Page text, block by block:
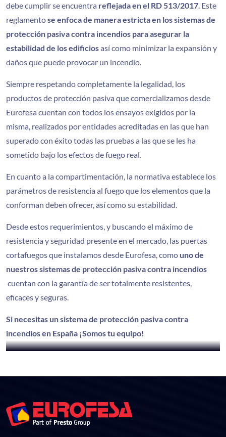
debe cumplir se encuentra reflejada en el RD 513/2017. Este
reglamentose enfoca de manera estricta en los sistemas de
protección pasiva contra incendios para asegurar la
estabilidad de los edificiosasí como minimizar la expansión y
daños que puede provocar un incendio.
Siempre respetando completamente la legalidad, los
productos de protección pasiva que comercializamos desde
Eurofesa cuentan con todos los ensayos exigidos por la
misma, realizados por entidades acreditadas en las que han
superado con éxito todas las pruebas a las que se les ha
sometido bajo los efectos de fuego real.
En cuanto a la compartimentación, la normativa establece los
parámetros de resistencia al fuego que los elementos que la
conforman deben ofrecer, así como su estabilidad.
Desde estos requerimientos, y buscando el máximo de
resistencia y seguridad presente en el mercado, las puertas
cortafuegos que instalamos desde Eurofesa, como uno de
nuestros sistemas de protección pasiva contra incendios
cuentan con la garantía de ser totalmente resistentes,
eficaces y seguras.
Si necesitas un sistema de protección pasiva contra
incendios en España ¡Somos tu equipo!
Ver más